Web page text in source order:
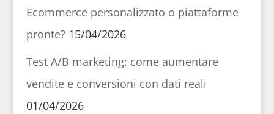
Ecommerce personalizzato o piattaforme
pronte? 15/04/2026
Test A/B marketing: come aumentare
vendite e conversioni con dati reali
01/04/2026